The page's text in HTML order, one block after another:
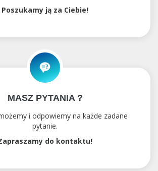
Poszukamy ją za Ciebie!
MASZ PYTANIA ?
i odpowiemy na każde zadane
pytanie.
do kontaktu!